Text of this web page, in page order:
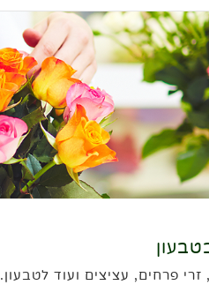
פרחים, עציצים ועוד לטבעון.